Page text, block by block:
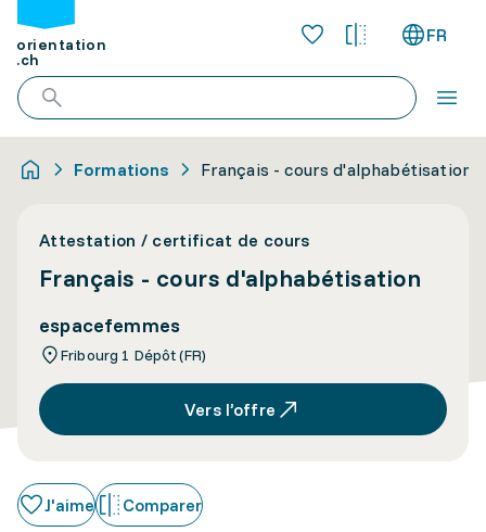
orientation
.ch
FR
Formations Français - cours d'alphabétisation
Attestation / certificat de cours
Français - cours d'alphabétisation
espacefemmes
Fribourg 1 Dépôt (FR)
Vers l’offre
J'aime Comparer